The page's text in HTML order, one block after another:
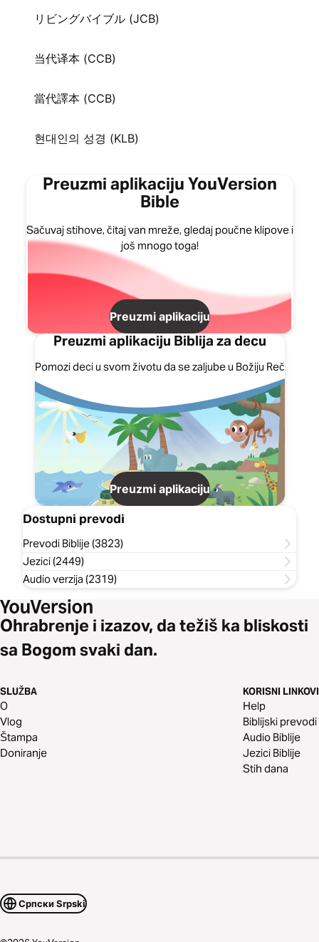
リビングバイブル (JCB)
当代译本 (CCB)
當代譯本 (CCB)
현대인의 성경 (KLB)
Preuzmi aplikaciju YouVersion
Bible
Sačuvaj stihove, čitaj van mreže, gledaj poučne klipove i
još mnogo toga!
Preuzmi aplikaciju
Preuzmi aplikaciju Biblija za decu
Pomozi deci u svom životu da se zaljube u Božiju Reč
Preuzmi aplikaciju
Dostupni prevodi
Prevodi Biblije (3823)
Jezici (2449)
Audio verzija (2319)
Ohrabrenje i izazov, da težiš ka bliskosti
sa Bogom svaki dan.
SLUŽBA
O
Vlog
Štampa
Doniranje
KORISNI LINKOVI
Help
Biblijski prevodi
Audio Biblije
Jezici Biblije
Stih dana
Српски Srpski